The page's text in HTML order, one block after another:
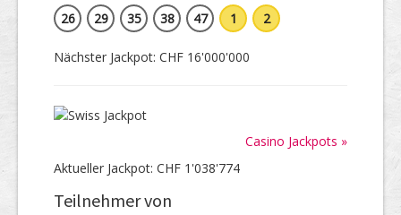
26
29 35 38 47 1 2
Nächster Jackpot: CHF 16'000'000
Casino Jackpots »
Aktueller Jackpot: CHF 1'038'774
Teilnehmer von